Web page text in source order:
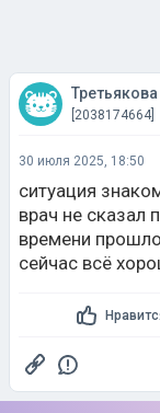
[2038174664]
30 июля 2025, 18:50
ситуация
врач не сказал
времени
сейчас всё